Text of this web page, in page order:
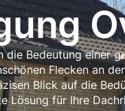
Bedeutung einer
Flecken an
Blick auf die
Lösung für Ihre